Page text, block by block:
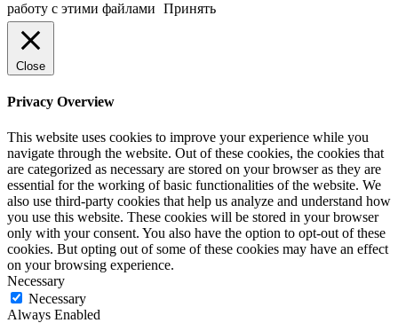
работу с этими файлами Принять
Close
Privacy Overview
This website uses cookies to improve your experience while you
navigate through the website. Out of these cookies, the cookies that
are categorized as necessary are stored on your browser as they are
essential for the working of basic functionalities of the website. We
also use third-party cookies that help us analyze and understand how
you use this website. These cookies will be stored in your browser
only with your consent. You also have the option to opt-out of these
cookies. But opting out of some of these cookies may have an effect
on your browsing experience.
Necessary
Necessary
Always Enabled